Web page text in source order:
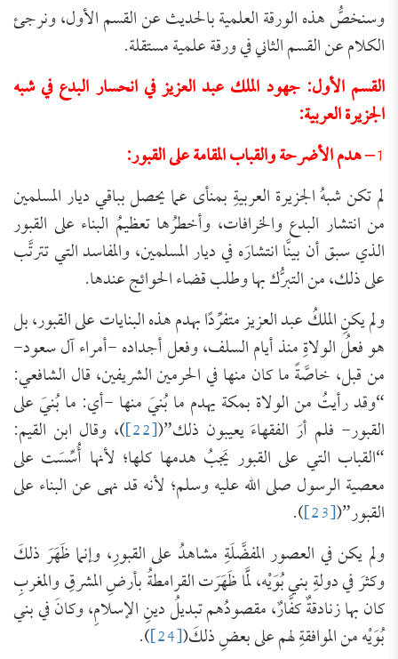
وسنخصُّ هذه الورقة العلمية بالحديث عن القسم الأول، ونرجئ
الكلام عن القسم الثاني في ورقة علمية مستقلة.
القسم الأول: جهود الملك عبد العزيز في انحسار البدع في شبه
الجزيرة العربية:
1– هدم الأضرحة والقباب المقامة على القبور:
لم تكن شبهُ الجزيرة العربيةِ بمنأى عما يحصل بباقي ديار المسلمين
من انتشار البدع والخرافات، وأخطرُها تعظيمُ البناء على القبور
الذي سبق أن بينَّا انتشارَه في ديار المسلمين، والمفاسد التي تترتَّب
على ذلك، من التبرُّك بها وطلب قضاء الحوائج عندها.
ولم يكنِ الملكُ عبد العزيز متفرِّدًا بهدم هذه البنايات على القبور، بل
هو فعلُ الولاةِ منذ أيام السلف، وفعل أجداده -أمراء آل سعود-
من قبل، خاصَّةً ما كان منها في الحرمين الشريفين، قال الشافعي:
“وقد رأيتُ من الولاة بمكة يهدم ما بُنيَ منها -أي: ما بُنيَ على
القبور- فلم أرَ الفقهاءَ يعيبون ذلك”([22] )، وقال ابن القيم:
“القباب التي على القبور يَجبُ هدمها كلها؛ لأنها أُسِّسَت على
معصية الرسول صلى الله عليه وسلم؛ لأنه قد نهى عن البناء على
القبور”([23]
).
ولم يكن في العصور المفضَّلَةِ مشاهدُ على القبورِ، وإنما ظَهَرَ ذلكَ
وكثرَ في دولةِ بني بُوَيْه، لَمَّا ظَهَرَت القرامطةُ بأرضِ المشرقِ والمغربِ
كان بها زنادقةٌ كفَّارٌ، مقصودُهم تبديلُ دينِ الإسلامِ، وكانَ في بني
بُوَيْه من الموافقةِ لهم على بعضِ ذلكَ([24]
).